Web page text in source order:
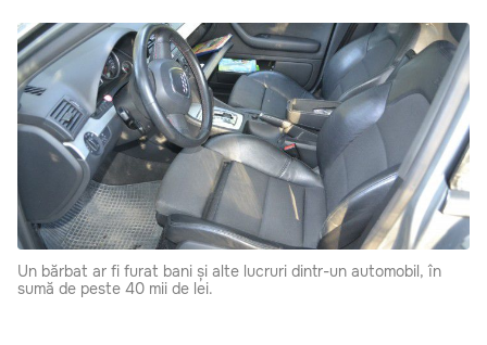
Un bărbat ar fi furat bani și alte lucruri dintr-un automobil, în
sumă de peste 40 mii de lei.